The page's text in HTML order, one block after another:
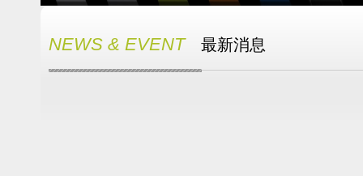
NEWS & EVENT 最新消息